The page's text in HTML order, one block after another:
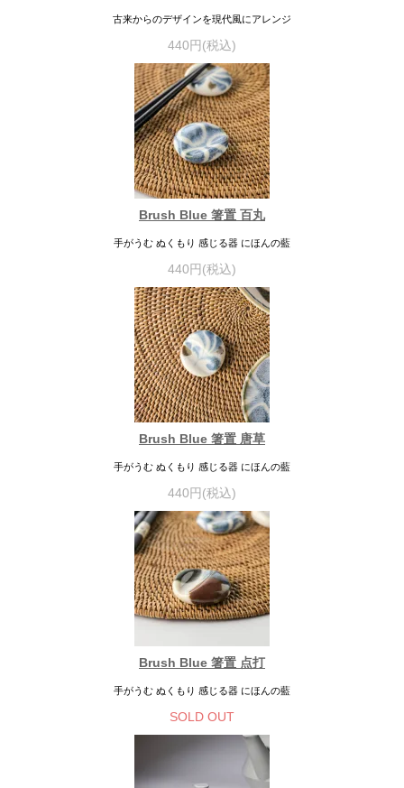
古来からのデザインを現代風にアレンジ
440円(税込)
Brush Blue 箸置 百丸
手がうむ ぬくもり 感じる器 にほんの藍
440円(税込)
Brush Blue 箸置 唐草
手がうむ ぬくもり 感じる器 にほんの藍
440円(税込)
Brush Blue 箸置 点打
手がうむ ぬくもり 感じる器 にほんの藍
SOLD OUT